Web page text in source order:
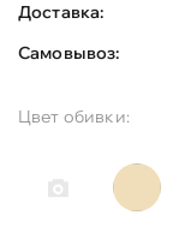
Доставка:
Самовывоз:
Цвет обивки: